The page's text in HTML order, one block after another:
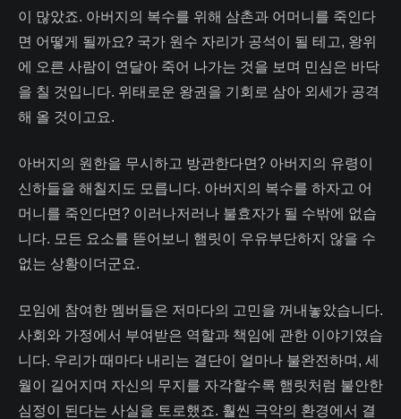
이 많았죠. 아버지의 복수를 위해 삼촌과 어머니를 죽인다
면 어떻게 될까요? 국가 원수 자리가 공석이 될 테고, 왕위
에 오른 사람이 연달아 죽어 나가는 것을 보며 민심은 바닥
을 칠 것입니다. 위태로운 왕권을 기회로 삼아 외세가 공격
해 올 것이고요.
아버지의 원한을 무시하고 방관한다면? 아버지의 유령이
신하들을 해칠지도 모릅니다. 아버지의 복수를 하자고 어
머니를 죽인다면? 이러나저러나 불효자가 될 수밖에 없습
니다. 모든 요소를 뜯어보니 햄릿이 우유부단하지 않을 수
없는 상황이더군요.
모임에 참여한 멤버들은 저마다의 고민을 꺼내놓았습니다.
사회와 가정에서 부여받은 역할과 책임에 관한 이야기였습
니다. 우리가 때마다 내리는 결단이 얼마나 불완전하며, 세
월이 길어지며 자신의 무지를 자각할수록 햄릿처럼 불안한
심정이 된다는 사실을 토로했죠. 훨씬 극악의 환경에서 결